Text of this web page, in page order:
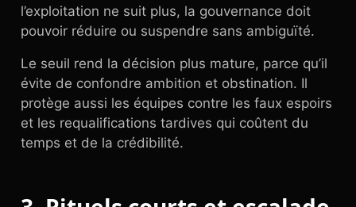
l’exploitation ne suit plus, la gouvernance doit
pouvoir réduire ou suspendre sans ambiguïté.
Le seuil rend la décision plus mature, parce qu’il
évite de confondre ambition et obstination. Il
protège aussi les équipes contre les faux espoirs
et les requalifications tardives qui coûtent du
temps et de la crédibilité.